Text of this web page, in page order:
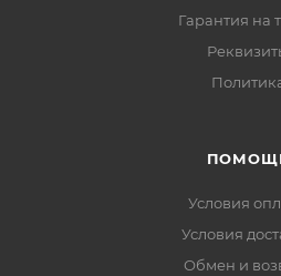
Гарантия на
Условия
Условия
Обмен и